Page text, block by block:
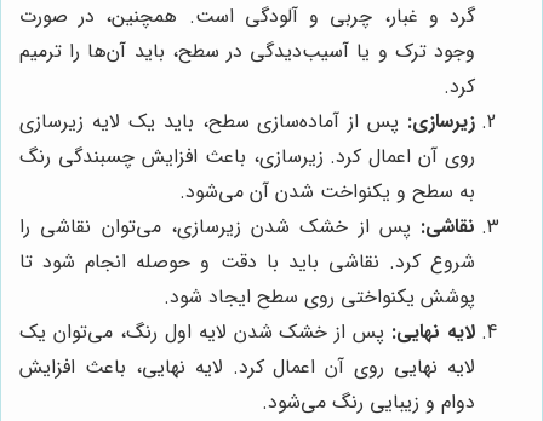
گرد و غبار، چربی و آلودگی است. همچنین، در صورت
وجود ترک و یا آسیب‌دیدگی در سطح، باید آن‌ها را ترمیم
کرد.
زیرسازی: پس از آماده‌سازی سطح، باید یک لایه زیرسازی
روی آن اعمال کرد. زیرسازی، باعث افزایش چسبندگی رنگ
به سطح و یکنواخت شدن آن می‌شود.
نقاشی: پس از خشک شدن زیرسازی، می‌توان نقاشی را
شروع کرد. نقاشی باید با دقت و حوصله انجام شود تا
پوشش یکنواختی روی سطح ایجاد شود.
لایه نهایی: پس از خشک شدن لایه اول رنگ، می‌توان یک
لایه نهایی روی آن اعمال کرد. لایه نهایی، باعث افزایش
دوام و زیبایی رنگ می‌شود.